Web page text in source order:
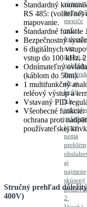
sú tieto
meniče
veľmi
a to
nielen z
pohľadu
ale aj
kvôli
ich
ktoré
nemá
problém
aj
skúsený
2.
Štandardný
RS 485: (voliteľné)
mapovanie.
Štandardné funkcie
Bezpečnostný
6 digitálnych
vstup do 100 kHz,
Odnímateľný
(káblom do 50m).
1 multifunkčný
reléový výstup a
Vstavaný PID
Všeobecné funkcie:
ochrana proti
používateľskej
Stručný prehľad
400V)